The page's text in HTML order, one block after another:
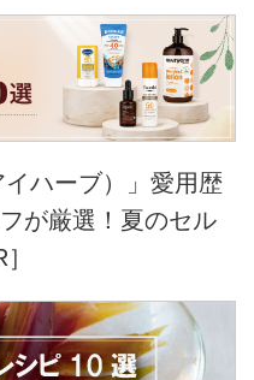
ハーブ）」愛用歴
が厳選！夏のセル